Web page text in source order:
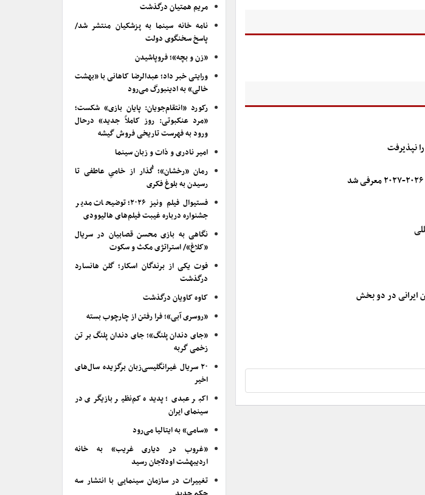
مریم همتیان درگذشت
نامه خانه سینما به پزشکیان منتشر شد/
پاسخ سخنگوی دولت
«زن و بچه»؛ فروپاشیدن
ورایتی خبر داد؛ عبدالرضا کاهانی با «بهشت
خالی» به ادینبورگ می‌رود
رکورد «انتقام‌جویان: پایان بازی» شکست؛
«مرد عنکبوتی: روز کاملاً جدید» درحال
ورود به فهرست تاریخی فروش گیشه
امیر نادری و ذات و زبان سینما
رمان «رخشان»؛ گُذار از خامیِ عاطفی تا
رسیدن به بلوغ فکری
فستیوال فیلم ونیز ۲۰۲۶؛ توضیحات مدیر
جشنواره درباره غیبت فیلم‌های هالیوودی
نگاهی به بازی محسن قصابیان در سریال
«کلاغ»/ استراتژی مکث و سکوت
فوت یکی از برندگان اسکار؛ گلن هانسارد
درگذشت
کاوه کاویان درگذشت
«روسری آبی»؛ فرا رفتن از چارچوب بسته
«جای دندان پلنگ»؛ جای دندان پلنگ بر تن
زخمی گربه
۲۰ سریال غیرانگلیسی‌زبان برگزیده سال‌های
اخیر
اکبر عبدی؛ پدیده کم‌نظیر بازیگری در
سینمای ایران
«سامی» به ایتالیا می‌رود
«غروب در دیاری غریب» به خانه
اردیبهشت اودلاجان رسید
تغییرات در سازمان سینمایی با انتشار سه